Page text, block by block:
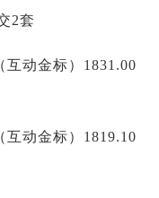
2套
互动金标）1831.00
互动金标）1819.10